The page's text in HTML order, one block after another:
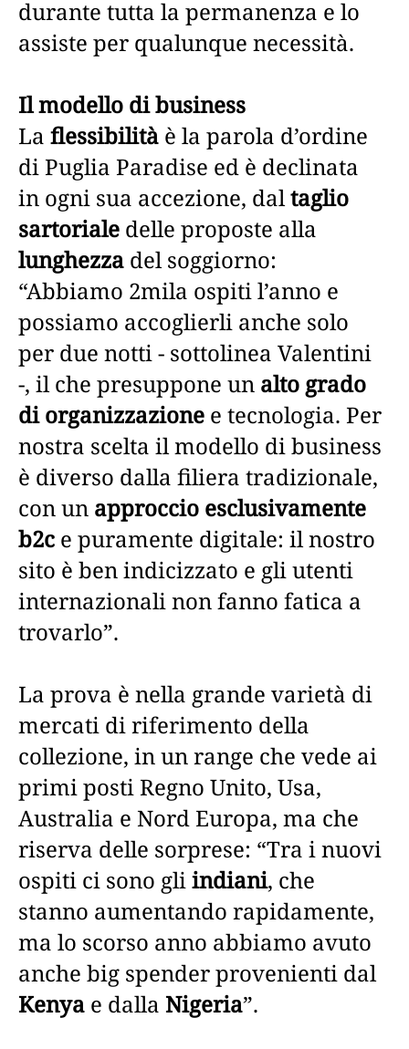
durante tutta la permanenza e lo
assiste per qualunque necessità.
Il modello di business
La flessibilità è la parola d’ordine
di Puglia Paradise ed è declinata
in ogni sua accezione, daltaglio
sartoriale delle proposte alla
lunghezza del soggiorno:
“Abbiamo 2mila ospiti l’anno e
possiamo accoglierli anche solo
per due notti - sottolinea Valentini
-, il che presuppone un alto grado
di organizzazione e tecnologia. Per
nostra scelta il modello di business
è diverso dalla filiera tradizionale,
con un approccio esclusivamente
b2c e puramente digitale: il nostro
sito è ben indicizzato e gli utenti
internazionali non fanno fatica a
trovarlo”.
La prova è nella grande varietà di
mercati di riferimento della
collezione, in un range che vede ai
primi posti Regno Unito, Usa,
Australia e Nord Europa, ma che
riserva delle sorprese: “Tra i nuovi
ospiti ci sono gliindiani, che
stanno aumentando rapidamente,
ma lo scorso anno abbiamo avuto
anche big spender provenienti dal
Kenya e dalla Nigeria”.